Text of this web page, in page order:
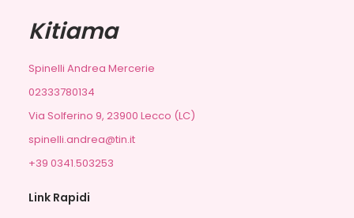
Kitiama
Spinelli Andrea Mercerie
02333780134
Via Solferino 9, 23900 Lecco (LC)
spinelli.andrea@tin.it
+39 0341.503253
Link Rapidi